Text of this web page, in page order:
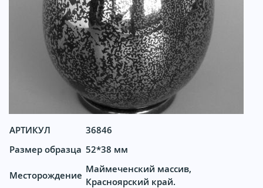
АРТИКУЛ
36846
Размер образца 52*38 мм
Месторождение
Маймеченский массив,
Красноярский край.